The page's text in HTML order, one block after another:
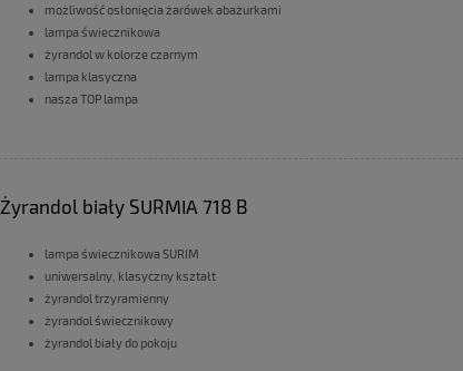
możliwość osłonięcia żarówek abażurkami
lampa świecznikowa
żyrandol w kolorze czarnym
lampa klasyczna
nasza TOP lampa
Żyrandol biały SURMIA 718 B
lampa świecznikowa SURIM
uniwersalny, klasyczny kształt
żyrandol trzyramienny
żyrandol świecznikowy
żyrandol biały do pokoju